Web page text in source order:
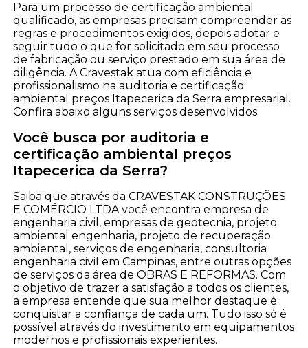
Para um processo de certificação ambiental
qualificado, as empresas precisam compreender as
regras e procedimentos exigidos, depois adotar e
seguir tudo o que for solicitado em seu processo
de fabricação ou serviço prestado em sua área de
diligência. A Cravestak atua com eficiência e
profissionalismo na auditoria e certificação
ambiental preços Itapecerica da Serra empresarial.
Confira abaixo alguns serviços desenvolvidos.
Você busca por auditoria e
certificação ambiental preços
Itapecerica da Serra?
Saiba que através da CRAVESTAK CONSTRUÇÕES
E COMÉRCIO LTDA você encontra empresa de
engenharia civil, empresas de geotecnia, projeto
ambiental engenharia, projeto de recuperação
ambiental, serviços de engenharia, consultoria
engenharia civil em Campinas, entre outras opções
de serviços da área de OBRAS E REFORMAS. Com
o objetivo de trazer a satisfação a todos os clientes,
a empresa entende que sua melhor destaque é
conquistar a confiança de cada um. Tudo isso só é
possível através do investimento em equipamentos
modernos e profissionais experientes.